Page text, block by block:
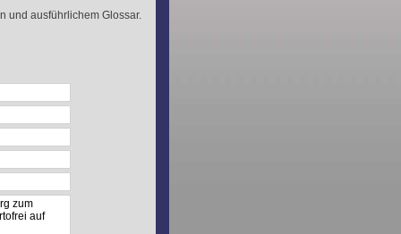
und ausführlichem Glossar.